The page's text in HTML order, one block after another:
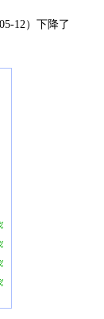
12）下降了